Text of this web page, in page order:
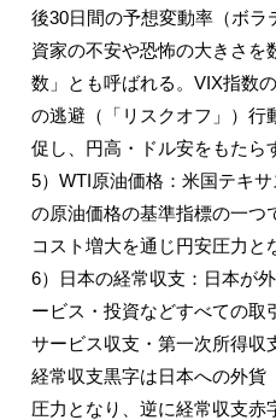
後30日間の予想変動率（ボ
資家の不安や恐怖の大きさを
数」とも呼ばれる。VIX指数
の逃避（「リスクオフ」）行
促し、円高・ドル安をもたら
5）WTI原油価格：米国テキ
の原油価格の基準指標の一つ
コスト増大を通じ円安圧力と
6）日本の経常収支：日本が
ービス・投資などすべての取
サービス収支・第一次所得収
経常収支黒字は日本への外貨
圧力となり、逆に経常収支赤